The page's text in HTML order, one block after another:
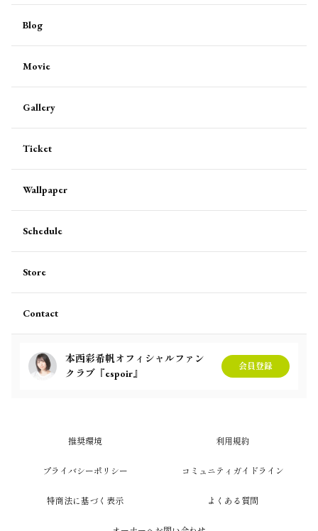
Blog
Movie
Gallery
Ticket
Wallpaper
Schedule
Store
Contact
本西彩希帆オフィシャルファン
クラブ『espoir』
会員登録
推奨環境 利用規約
プライバシーポリシー コミュニティガイドライン
特商法に基づく表示 よくある質問